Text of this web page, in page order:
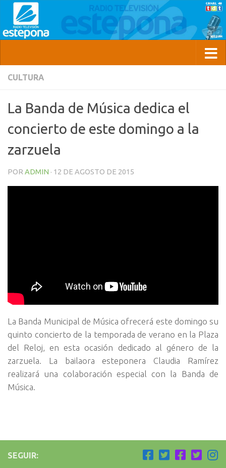
CULTURA
La Banda de Música dedica el
concierto de este domingo a la
zarzuela
POR ADMIN · 12 DE AGOSTO DE 2015
La Banda Municipal de Música ofrecerá este domingo su
quinto concierto de la temporada de verano en la Plaza
del Reloj, en esta ocasión dedicado al género de la
zarzuela. La bailaora esteponera Claudia Ramírez
realizará una colaboración especial con la Banda de
Música.
SEGUIR: